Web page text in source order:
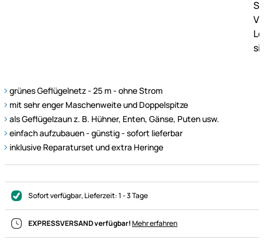
grünes Geflügelnetz - 25 m - ohne Strom
mit sehr enger Maschenweite und Doppelspitze
als Geflügelzaun z. B. Hühner, Enten, Gänse, Puten usw.
einfach aufzubauen - günstig - sofort lieferbar
inklusive Reparaturset und extra Heringe
Sofort verfügbar, Lieferzeit:1 - 3 Tage
EXPRESSVERSAND verfügbar!Mehr erfahren